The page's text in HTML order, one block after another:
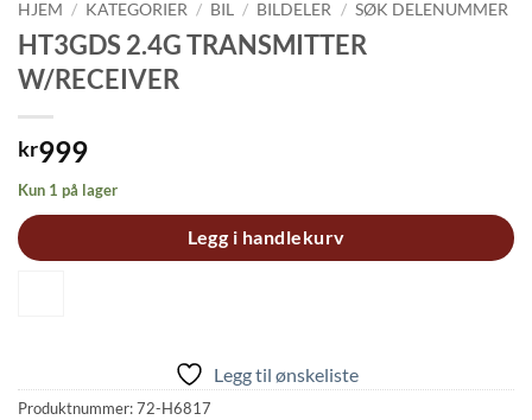
HJEM / KATEGORIER / BIL / BILDELER / SØK DELENUMMER
HT3GDS 2.4G TRANSMITTER
W/RECEIVER
kr999
Kun 1 på lager
Legg i handlekurv
Legg til ønskeliste
Produktnummer:72-H6817